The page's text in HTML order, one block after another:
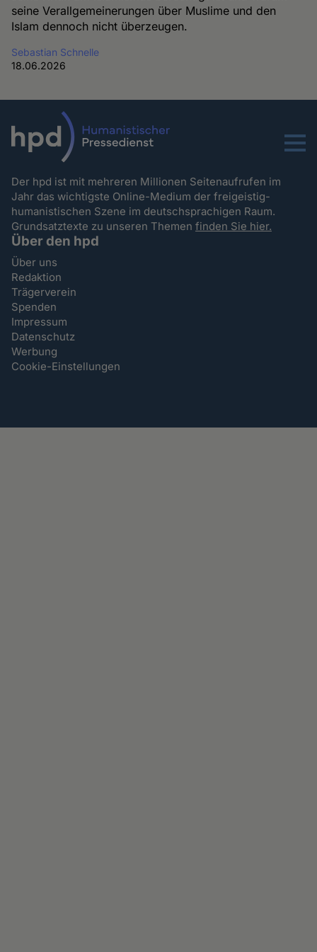
seine Verallgemeinerungen über Muslime und den
Islam dennoch nicht überzeugen.
Sebastian Schnelle
18.06.2026
Menu
Der hpd ist mit mehreren Millionen Seitenaufrufen im
Jahr das wichtigste Online-Medium der freigeistig-
humanistischen Szene im deutschsprachigen Raum.
Grundsatztexte zu unseren Themenfinden Sie hier.
Über den hpd
Über uns
Redaktion
Trägerverein
Spenden
Impressum
Datenschutz
Werbung
Cookie-Einstellungen